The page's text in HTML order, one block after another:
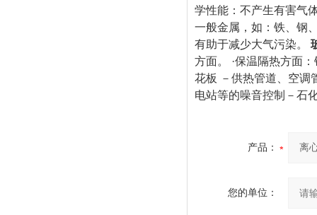
学性能：不产生有害气
一般金属，如：铁、钢
有助于减少大气污染。
方面。 ·保温隔热方面
花板 －供热管道、空调
电站等的噪音控制－
产品：
您的单位：